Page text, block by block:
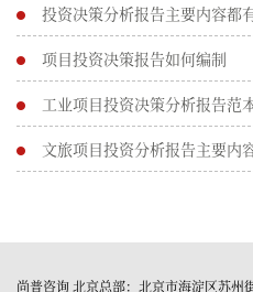
投资决策分析报告主要内容都
项目投资决策报告如何编制
工业项目投资决策分析报告范
文旅项目投资分析报告主要内
尚普咨询 北京总部：北京市海淀区苏州